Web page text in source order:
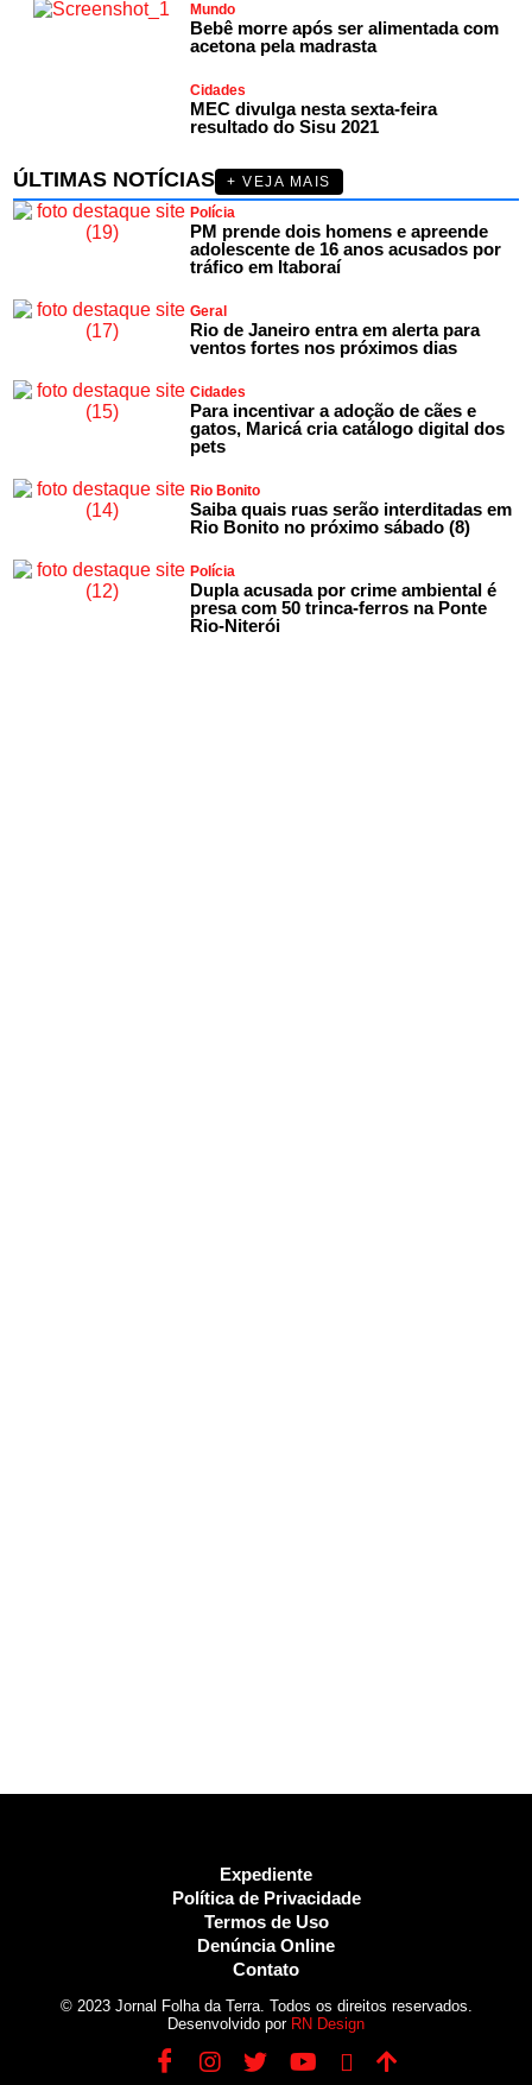
Mundo
Bebê morre após ser alimentada com
acetona pela madrasta
Cidades
MEC divulga nesta sexta-feira
resultado do Sisu 2021
ÚLTIMAS NOTÍCIAS
+ VEJA MAIS
Polícia
PM prende dois homens e apreende
adolescente de 16 anos acusados por
tráfico em Itaboraí
Geral
Rio de Janeiro entra em alerta para
ventos fortes nos próximos dias
Cidades
Para incentivar a adoção de cães e
gatos, Maricá cria catálogo digital dos
pets
Rio Bonito
Saiba quais ruas serão interditadas em
Rio Bonito no próximo sábado (8)
Polícia
Dupla acusada por crime ambiental é
presa com 50 trinca-ferros na Ponte
Rio-Niterói
Expediente
Política de Privacidade
Termos de Uso
Denúncia Online
Contato
© 2023 Jornal Folha da Terra. Todos os direitos reservados.
Desenvolvido por RN Design